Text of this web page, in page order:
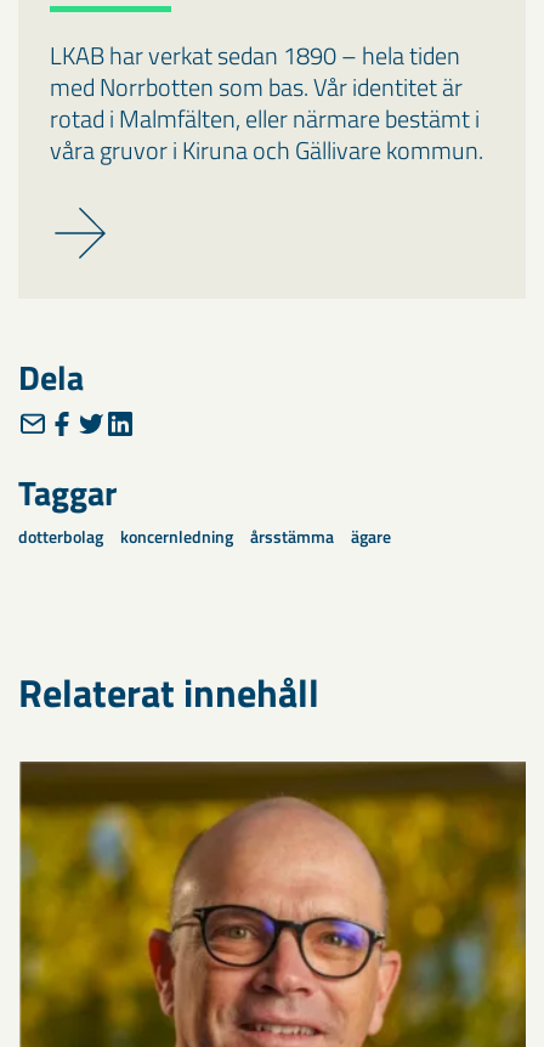
LKAB har verkat sedan 1890 – hela tiden
med Norrbotten som bas. Vår identitet är
rotad i Malmfälten, eller närmare bestämt i
våra gruvor i Kiruna och Gällivare kommun.
Dela
Taggar
dotterbolag koncernledning årsstämma ägare
Relaterat innehåll